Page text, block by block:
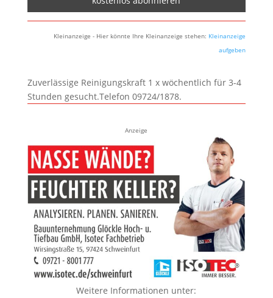
Kleinanzeige - Hier könnte Ihre Kleinanzeige stehen: Kleinanzeige
aufgeben
Zuverlässige Reinigungskraft 1 x wöchentlich für 3-4
Stunden gesucht.Telefon 09724/1878.
Anzeige
Weitere Informationen unter: